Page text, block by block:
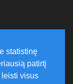
aplinką
statistinę
patirtį
visus